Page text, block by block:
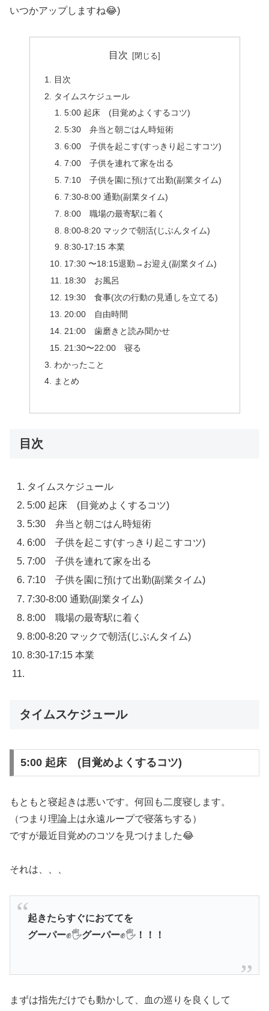
いつかアップしますね😂)
目次
目次
タイムスケジュール
5:00 起床 (目覚めよくするコツ)
5:30 弁当と朝ごはん時短術
6:00 子供を起こす(すっきり起こすコツ)
7:00 子供を連れて家を出る
7:10 子供を園に預けて出勤(副業タイム)
7:30-8:00 通勤(副業タイム)
8:00 職場の最寄駅に着く
8:00-8:20 マックで朝活(じぶんタイム)
8:30-17:15 本業
17:30 〜18:15退勤→お迎え(副業タイム)
18:30 お風呂
19:30 食事(次の行動の見通しを立てる)
20:00 自由時間
21:00 歯磨きと読み聞かせ
21:30〜22:00 寝る
わかったこと
まとめ
目次
タイムスケジュール
5:00 起床 (目覚めよくするコツ)
5:30 弁当と朝ごはん時短術
6:00 子供を起こす(すっきり起こすコツ)
7:00 子供を連れて家を出る
7:10 子供を園に預けて出勤(副業タイム)
7:30-8:00 通勤(副業タイム)
8:00 職場の最寄駅に着く
8:00-8:20 マックで朝活(じぶんタイム)
8:30-17:15 本業
タイムスケジュール
5:00 起床 (目覚めよくするコツ)
もともと寝起きは悪いです。何回も二度寝します。
（つまり理論上は永遠ループで寝落ちする）
ですが最近目覚めのコツを見つけました😂
それは、、、
起きたらすぐにおててを
グーパー✊🖐グーパー✊🖐！！！
まずは指先だけでも動かして、血の巡りを良くして